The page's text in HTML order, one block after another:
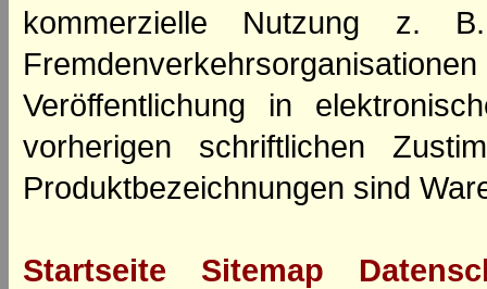
kommerzielle Nutzung z.
Veröffentlichung in
vorherigen schriftlichen
Produktbezeichnungen sind
Startseite Sitemap